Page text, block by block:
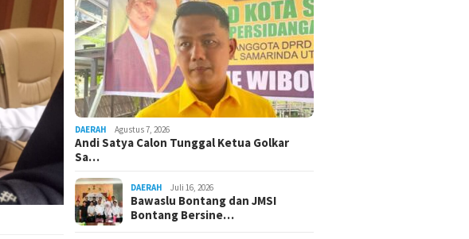
DAERAH Agustus 7, 2026
Andi Satya Calon Tunggal Ketua Golkar
Sa…
DAERAH Juli 16, 2026
Bawaslu Bontang dan JMSI
Bontang Bersine…